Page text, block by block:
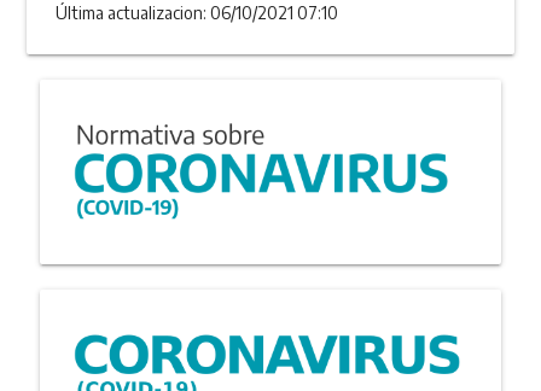
Última actualizacion: 06/10/2021 07:10